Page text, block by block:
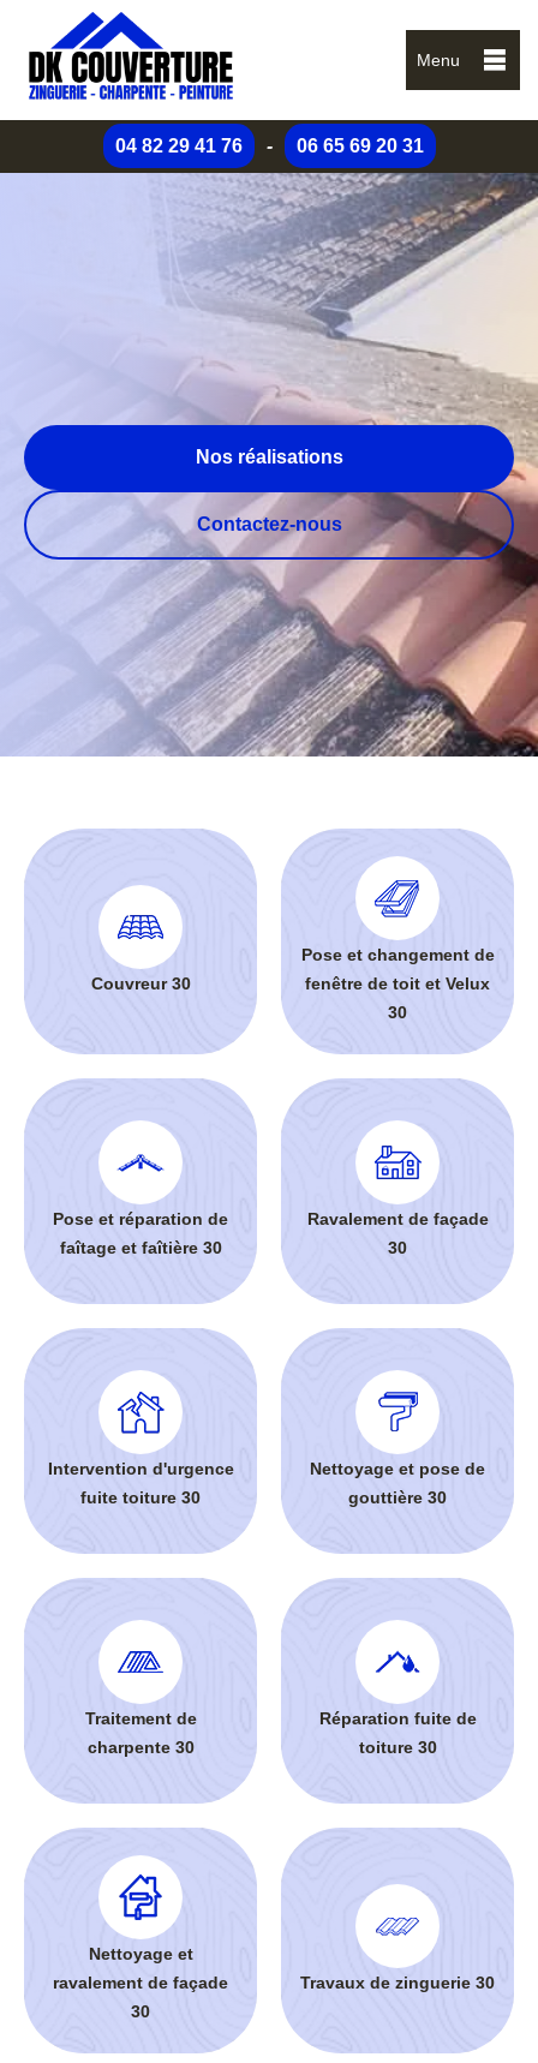
Menu
04 82 29 41 76 - 06 65 69 20 31
Nos réalisations
Contactez-nous
Couvreur 30
Pose et changement de
fenêtre de toit et Velux
30
Pose et réparation de
faîtage et faîtière 30
Ravalement de façade
30
Intervention d'urgence
fuite toiture 30
Nettoyage et pose de
gouttière 30
Traitement de
charpente 30
Réparation fuite de
toiture 30
Nettoyage et
ravalement de façade
30
Travaux de zinguerie 30